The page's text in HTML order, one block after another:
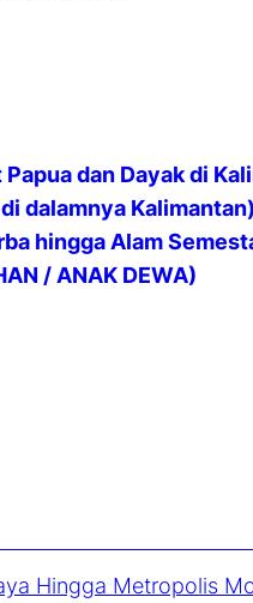
dan Dayak di
dalamnya Kalimantan)
hingga Alam
/ ANAK DEWA)
Hingga Metropolis